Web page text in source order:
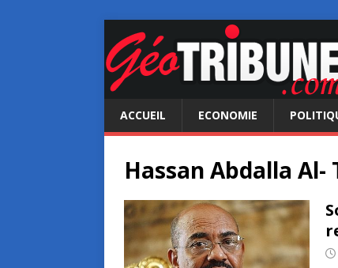
ACCUEIL ECONOMIE
Hassan Abdalla Al-